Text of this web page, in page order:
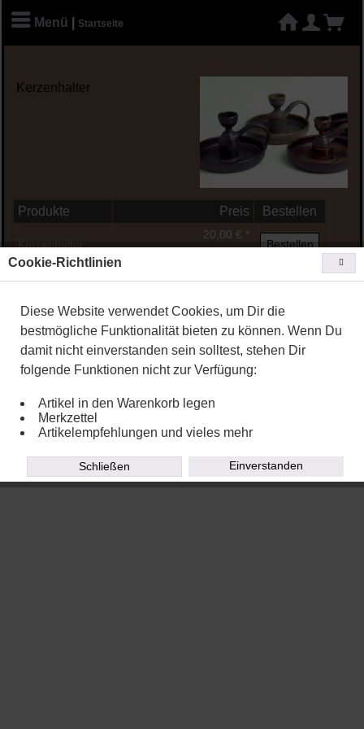
Menü Startseite
Kerzenhalter
Produkte Preis Bestellen
Kerzenhalter
20,00 € *
Bestellen
Copyright © 2020TOEPFEREI WIRTH - Eva Kleiner
Powered byChalupa Webdesign
Cookie-Richtlinien
Diese Website verwendet Cookies, um Dir die
bestmögliche Funktionalität bieten zu können. Wenn Du
damit nicht einverstanden sein solltest, stehen Dir
folgende Funktionen nicht zur Verfügung:
Artikel in den Warenkorb legen
Merkzettel
Artikelempfehlungen und vieles mehr
Einverstanden
Schließen